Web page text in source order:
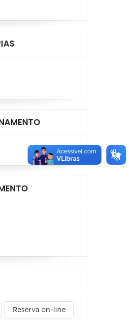
Reserva on-line